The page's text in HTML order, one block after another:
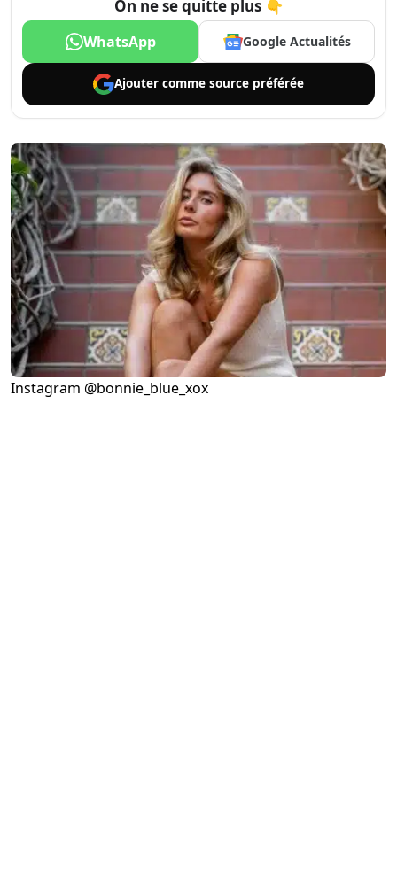
On ne se quitte plus 👇
WhatsApp Google Actualités
Ajouter comme source préférée
Instagram @bonnie_blue_xox